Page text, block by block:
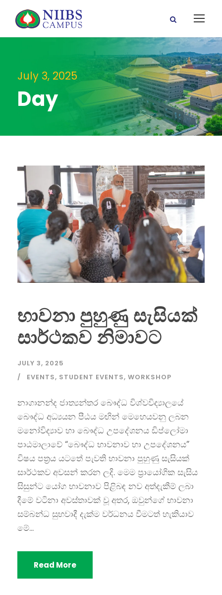
July 3, 2025
Day
භාවනා පුහුණු සැසියක්
සාර්ථකව නිමාවට
JULY 3, 2025
EVENTS, STUDENT EVENTS, WORKSHOP
නාගානන්ද ජාත්‍යන්තර බෞද්ධ විශ්වවිද්‍යාලයේ
බෞද්ධ අධ්‍යයන පීඨය මඟින් මෙහෙයවනු ලබන
මනෝවිද්‍යාව හා බෞද්ධ උපදේශනය ඩිප්ලෝමා
පාඨමාලාවේ “බෞද්ධ භාවනාව හා උපදේශනය”
විෂය පත්‍රය යටතේ පැවති භාවනා පුහුණු සැසියක්
සාර්ථකව අවසන් කරන ලදි. මෙම ප්‍රායෝගික සැසිය
සිසුන්ට යෝග භාවනාව පිළිබඳ නව අත්දැකීම් ලබා
දීමේ වටිනා අවස්තාවක් වූ අතර, ඔවුන්ගේ භාවනා
සම්බන්ධ සුභවාදී දැක්ම වර්ධනය වීමටත් හැකියාව
මේ...
Read More